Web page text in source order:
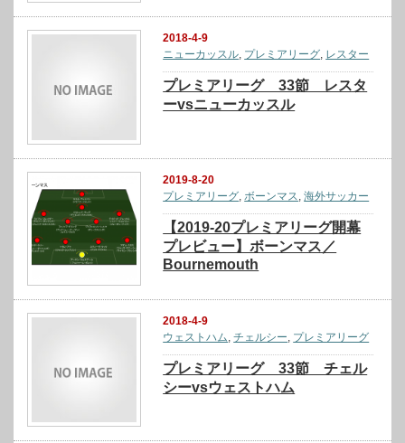
2018-4-9
ニューカッスル, プレミアリーグ, レスター
プレミアリーグ 33節 レスタ
ーvsニューカッスル
2019-8-20
プレミアリーグ ボーンマス ,海外サッカー
【2019-20プレミアリーグ開幕
プレビュー】ボーンマス／
Bournemouth
2018-4-9
ウェストハム,チェルシー, プレミアリーグ
プレミアリーグ 33節 チェル
シーvsウェストハム